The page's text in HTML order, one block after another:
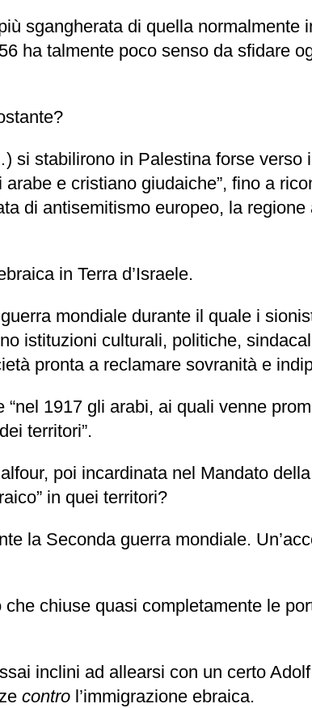
sgangherata di quella normalmente
ha talmente poco senso da sfidare
stabilirono in Palestina forse verso
e cristiano giudaiche”, fino a
di antisemitismo europeo, la
in Terra d’Israele.
mondiale durante il quale i
istituzioni culturali, politiche,
pronta a reclamare sovranità e
1917 gli arabi, ai quali venne
territori”.
poi incardinata nel Mandato
in quei territori?
la Seconda guerra mondiale.
chiuse quasi completamente le
inclini ad allearsi con un certo
contro l’immigrazione ebraica.